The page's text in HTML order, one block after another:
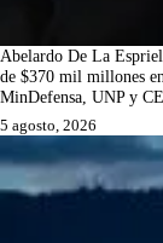
Abelardo De La
de $370 mil millones
MinDefensa, UNP y
5 agosto, 2026